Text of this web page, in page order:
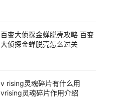
百变大侦探金蝉脱壳攻略 百变
大侦探金蝉脱壳怎么过关
v rising灵魂碎片有什么用
vrising灵魂碎片作用介绍